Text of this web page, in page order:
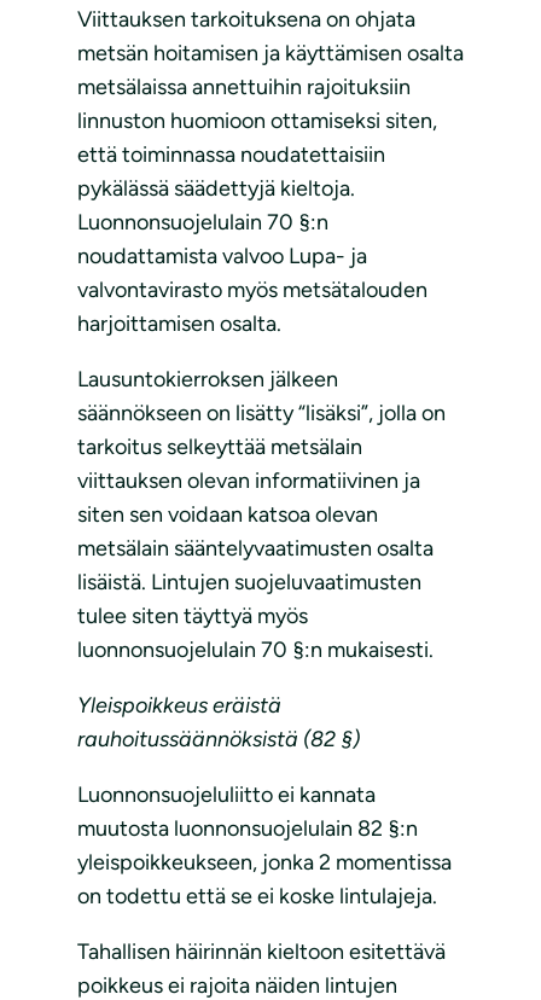
Viittauksen tarkoituksena on ohjata
metsän hoitamisen ja käyttämisen osalta
metsälaissa annettuihin rajoituksiin
linnuston huomioon ottamiseksi siten,
että toiminnassa noudatettaisiin
pykälässä säädettyjä kieltoja.
Luonnonsuojelulain 70 §:n
noudattamista valvoo Lupa- ja
valvontavirasto myös metsätalouden
harjoittamisen osalta.
Lausuntokierroksen jälkeen
säännökseen on lisätty “lisäksi”, jolla on
tarkoitus selkeyttää metsälain
viittauksen olevan informatiivinen ja
siten sen voidaan katsoa olevan
metsälain sääntelyvaatimusten osalta
lisäistä. Lintujen suojeluvaatimusten
tulee siten täyttyä myös
luonnonsuojelulain 70 §:n mukaisesti.
Yleispoikkeus eräistä
rauhoitussäännöksistä (82 §)
Luonnonsuojeluliitto ei kannata
muutosta luonnonsuojelulain 82 §:n
yleispoikkeukseen, jonka 2 momentissa
on todettu että se ei koske lintulajeja.
Tahallisen häirinnän kieltoon esitettävä
poikkeus ei rajoita näiden lintujen